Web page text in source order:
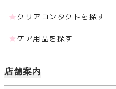
クリアコンタクトを探す
ケア用品を探す
店舗案内